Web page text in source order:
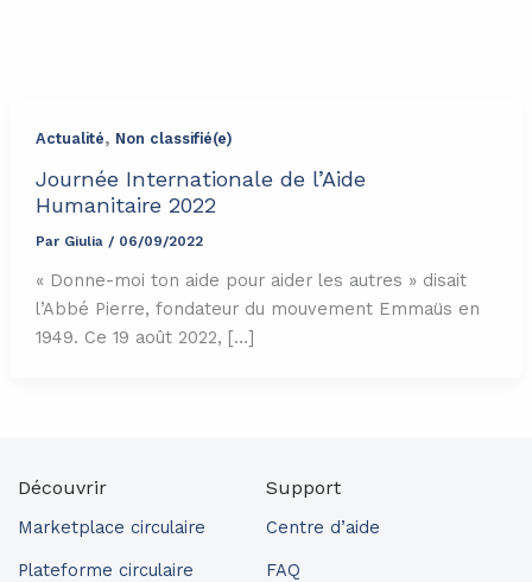
Actualité, Non classifié(e)
Journée Internationale de l’Aide
Humanitaire 2022
Par Giulia / 06/09/2022
« Donne-moi ton aide pour aider les autres » disait
l’Abbé Pierre, fondateur du mouvement Emmaüs en
1949. Ce 19 août 2022, […]
Découvrir
Marketplace circulaire
Plateforme circulaire
Support
Centre d’aide
FAQ